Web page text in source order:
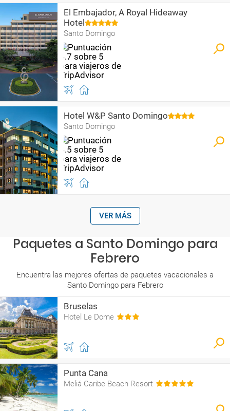
El Embajador, A Royal Hideaway
Hotel
Santo Domingo
Hotel W&P Santo Domingo
Santo Domingo
VER MÁS
Paquetes a Santo Domingo para
Febrero
Encuentra las mejores ofertas de paquetes vacacionales a
Santo Domingo para Febrero
Bruselas
Hotel Le Dome
Punta Cana
Meliá Caribe Beach Resort